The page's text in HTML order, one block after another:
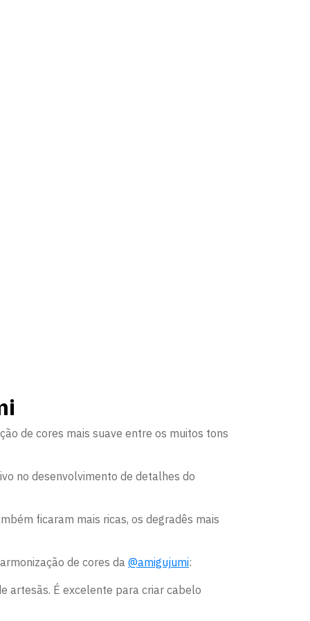
de cores mais suave entre os muitos tons
no desenvolvimento de detalhes do
ficaram mais ricas, os degradês mais
de cores da @amigujumi:
artesãs. É excelente para criar cabelo